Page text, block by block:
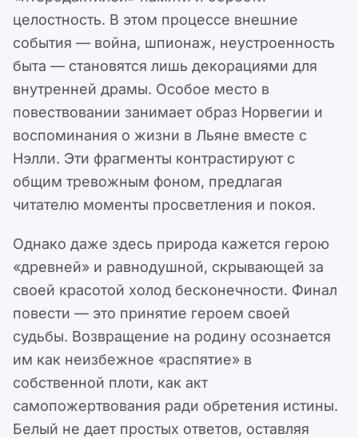
целостность. В этом процессе внешние
события — война, шпионаж, неустроенность
быта — становятся лишь декорациями для
внутренней драмы. Особое место в
повествовании занимает образ Норвегии и
воспоминания о жизни в Льяне вместе с
Нэлли. Эти фрагменты контрастируют с
общим тревожным фоном, предлагая
читателю моменты просветления и покоя.
Однако даже здесь природа кажется герою
«древней» и равнодушной, скрывающей за
своей красотой холод бесконечности. Финал
повести — это принятие героем своей
судьбы. Возвращение на родину осознается
им как неизбежное «распятие» в
собственной плоти, как акт
самопожертвования ради обретения истины.
Белый не дает простых ответов, оставляя